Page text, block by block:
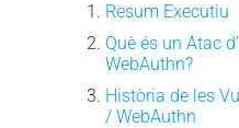
Resum Executiu
Què és un Atac
WebAuthn?
Història de les
/ WebAuthn